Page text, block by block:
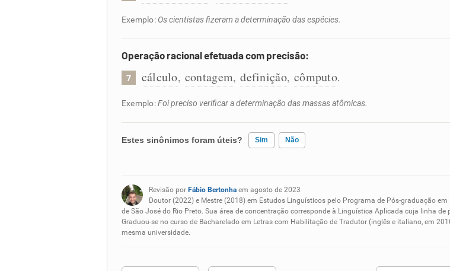
Exemplo: Os cientistas fizeram a determinação das espécies.
Operação racional efetuada com precisão:
7 cálculo, contagem, definição, cômputo.
Exemplo:Foi preciso verificar a determinação das massas atômicas.
Estes sinônimos foram úteis? Sim Não
Nenhum dos sinônimos apresentados me ajudou
Outro
Revisão por Fábio Bertonhaem agosto de 2023
Doutor (2022) e Mestre (2018) em Estudos Linguísticos pelo Programa de Pós-graduação
de São José do Rio Preto. Sua área de concentração corresponde à Linguística Aplicada cuja linha de
Graduou-se no curso de Bacharelado em Letras com Habilitação de Tradutor (inglês e italiano, em
mesma universidade.